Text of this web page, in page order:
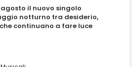
agosto il nuovo singolo
notturno tra desiderio,
continuano a fare luce